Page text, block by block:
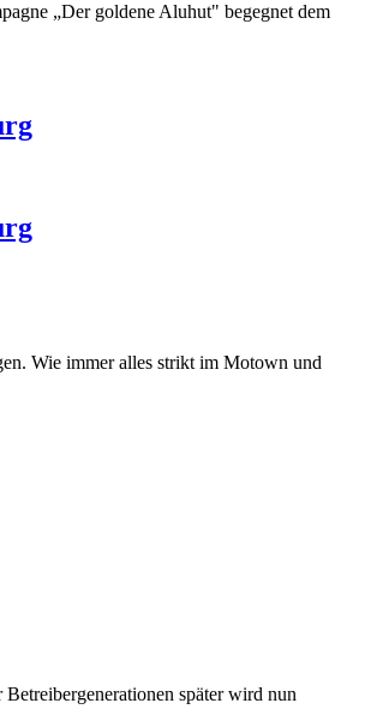
„Der goldene Aluhut" begegnet dem
Wie immer alles strikt im Motown und
später wird nun